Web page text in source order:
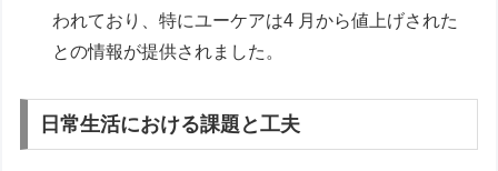
われており、特にユーケアは4 月から値上げされた
との情報が提供されました。
日常生活における課題と工夫